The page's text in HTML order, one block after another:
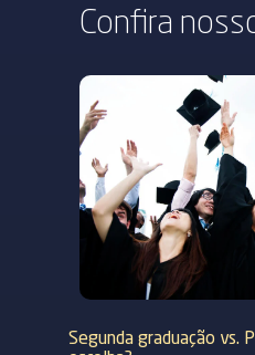
Confira
Segunda graduação vs.